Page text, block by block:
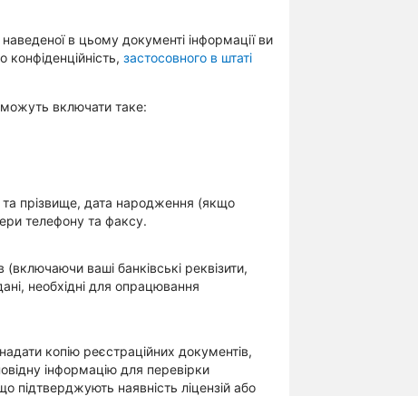
в цьому документі інформації ви
застосовного в штаті
можуть включати таке:
та прізвище, дата народження (якщо
телефону та факсу.
ваші банківські реквізити,
необхідні для опрацювання
копію реєстраційних документів,
інформацію для перевірки
підтверджують наявність ліцензій або